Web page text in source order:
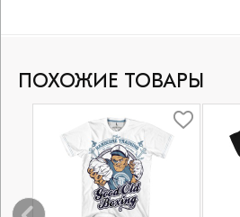
ПОХОЖИЕ ТОВАРЫ